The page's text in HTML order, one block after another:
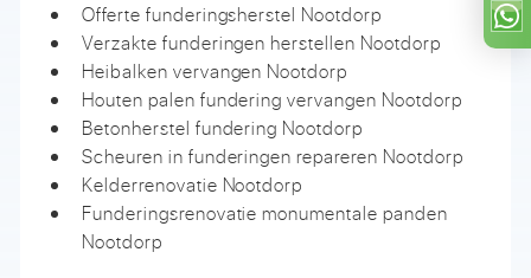
Offerte funderingsherstel Nootdorp
Verzakte funderingen herstellen Nootdorp
Heibalken vervangen Nootdorp
Houten palen fundering vervangen Nootdorp
Betonherstel fundering Nootdorp
Scheuren in funderingen repareren Nootdorp
Kelderrenovatie Nootdorp
Funderingsrenovatie monumentale panden
Nootdorp